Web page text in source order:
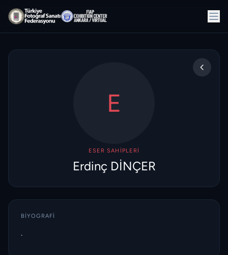
E
ESER SAHIPLERI
Erdinç DİNÇER
BIYOGRAFI
.